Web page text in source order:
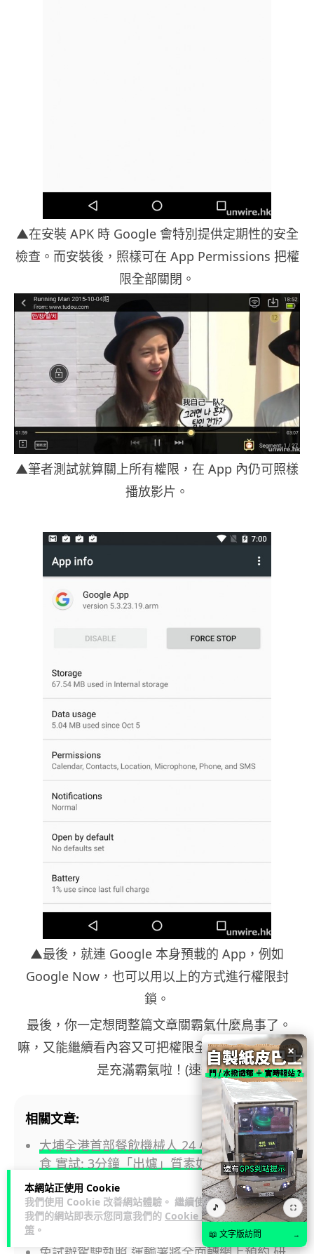
本網站正使用 Cookie
我們使用 Cookie 改善網站體驗。 繼續使用
我們的網站即表示您同意我們的 Cookie 政
策 。
▲在安裝 APK 時 Google 會特別提供定期性的安全
檢查。而安裝後，照樣可在 App Permissions 把權
限全部關閉。
▲筆者測試就算關上所有權限，在 App 內仍可照樣
播放影片。
▲最後，就連 Google 本身預載的 App，例如
Google Now，也可以用以上的方式進行權限封
鎖。
最後，你一定想問整篇文章關霸氣什麼鳥事了。
嘛，又能繼續看內容又可把權限全 Block 了，當然
是充滿霸氣啦！(速逃)
相關文章:
大埔全港首部餐飲機械人 24 小時無人現製熱
食 實試: 3分鐘「出爐」質素如何？
【試玩】本地製作《HK Driving Game》真
實路線重現 操控有驚喜但流暢度仍需改善
×
🎵 ⛶
📖 文字版訪問 →